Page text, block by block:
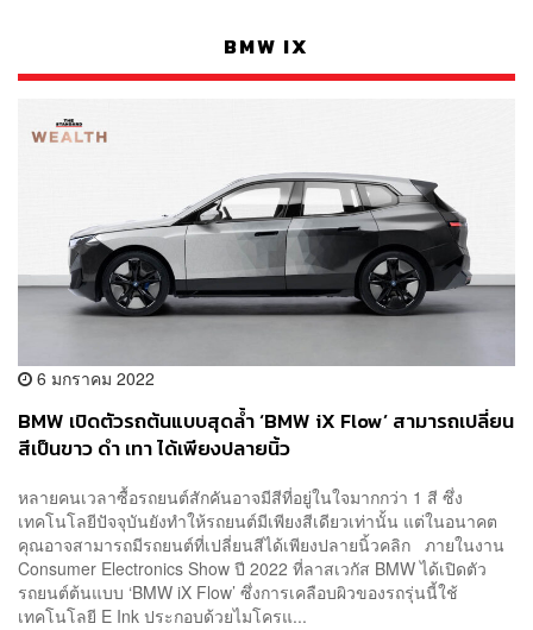
BMW IX
6 มกราคม 2022
BMW เปิดตัวรถต้นแบบสุดล้ำ ‘BMW iX Flow’ สามารถเปลี่ยน
สีเป็นขาว ดำ เทา ได้เพียงปลายนิ้ว
หลายคนเวลาซื้อรถยนต์สักคันอาจมีสีที่อยู่ในใจมากกว่า 1 สี ซึ่ง
เทคโนโลยีปัจจุบันยังทำให้รถยนต์มีเพียงสีเดียวเท่านั้น แต่ในอนาคต
คุณอาจสามารถมีรถยนต์ที่เปลี่ยนสีได้เพียงปลายนิ้วคลิก ภายในงาน
Consumer Electronics Show ปี 2022 ที่ลาสเวกัส BMW ได้เปิดตัว
รถยนต์ต้นแบบ ‘BMW iX Flow’ ซึ่งการเคลือบผิวของรถรุ่นนี้ใช้
เทคโนโลยี E Ink ประกอบด้วยไมโครแ...